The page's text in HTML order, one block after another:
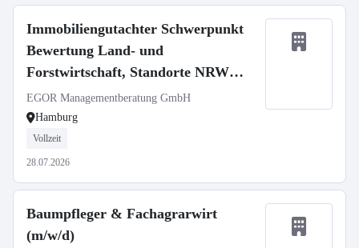
Immobiliengutachter Schwerpunkt
Bewertung Land- und
Forstwirtschaft, Standorte NRW
oder Hamburg oder Münster
EGOR Managementberatung GmbH
Hamburg
Vollzeit
28.07.2026
Baumpfleger & Fachagrarwirt
(m/w/d)